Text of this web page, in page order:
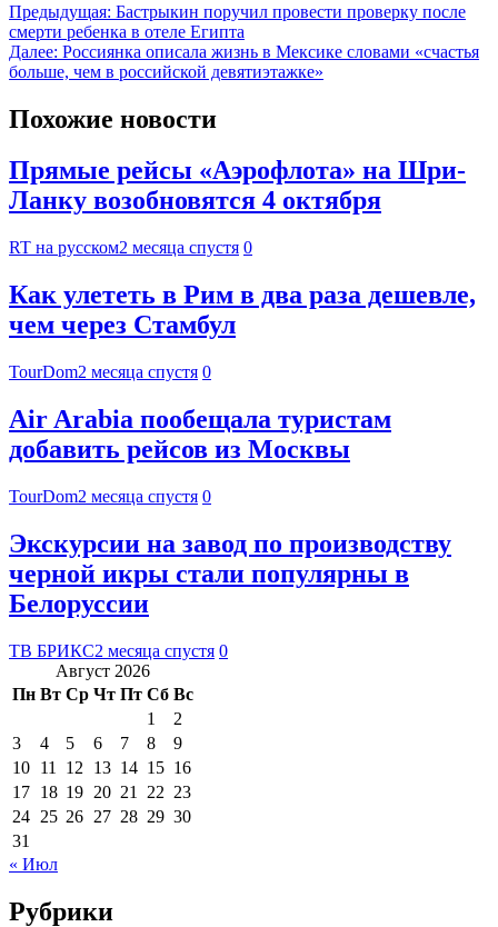
Предыдущая: Бастрыкин поручил провести проверку после
смерти ребенка в отеле Египта
Далее: Россиянка описала жизнь в Мексике словами «счастья
больше, чем в российской девятиэтажке»
Похожие новости
Прямые рейсы «Аэрофлота» на Шри-
Ланку возобновятся 4 октября
RT на русском2 месяца спустя 0
Как улететь в Рим в два раза дешевле,
чем через Стамбул
TourDom2 месяца спустя 0
Air Arabia пообещала туристам
добавить рейсов из Москвы
TourDom2 месяца спустя 0
Экскурсии на завод по производству
черной икры стали популярны в
Белоруссии
ТВ БРИКС2 месяца спустя 0
Август 2026
Пн Вт Ср Чт Пт Сб Вс
1
2
3
4 5 6 7 8
9
10 11 12 13 14 15 16
17 18 19 20 21 22 23
24 25 26 27 28 29 30
31
« Июл
Рубрики